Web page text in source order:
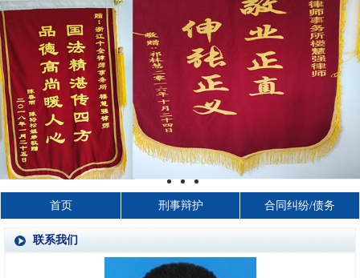
首页 刑事辩护 合同纠纷/债务
联系我们